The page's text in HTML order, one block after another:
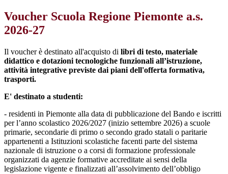
Voucher Scuola Regione Piemonte a.s.
2026-27
Il voucher è destinato all'acquisto di libri di testo, materiale
didattico e dotazioni tecnologiche funzionali all’istruzione,
attività integrative previste dai piani dell'offerta formativa,
trasporti.
E' destinato a studenti:
- residenti in Piemonte alla data di pubblicazione del Bando e iscritti
per l’anno scolastico 2026/2027 (inizio settembre 2026) a scuole
primarie, secondarie di primo o secondo grado statali o paritarie
appartenenti a Istituzioni scolastiche facenti parte del sistema
nazionale di istruzione o a corsi di formazione professionale
organizzati da agenzie formative accreditate ai sensi della
legislazione vigente e finalizzati all’assolvimento dell’obbligo